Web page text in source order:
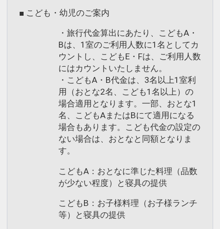
■ こども・幼児のご案内
・旅行代金算出にあたり、こどもA・
Bは、1室のご利用人数に1名としてカ
ウントし、こどもE・Fは、ご利用人数
にはカウントいたしません。
・こどもA・B代金は、3名以上1室利
用（おとな2名、こども1名以上）の
場合適用となります。一部、おとな1
名、こどもAまたはBにて適用になる
場合もあります。こども代金の設定の
ない場合は、おとなと同額となりま
す。
こどもA：おとなに準じた料理（品数
が少ない程度）と寝具の提供
こどもB：お子様料理（お子様ランチ
等）と寝具の提供